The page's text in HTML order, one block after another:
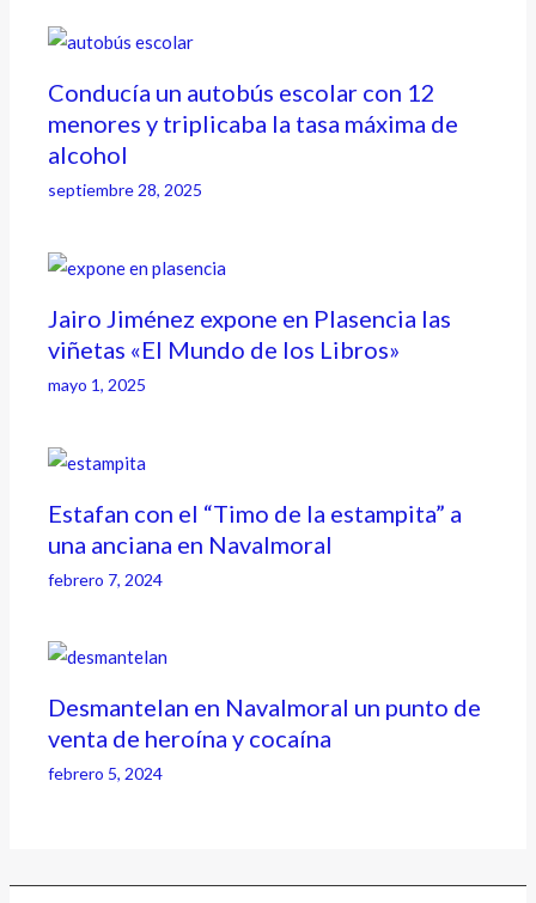
Conducía un autobús escolar con 12
menores y triplicaba la tasa máxima de
alcohol
septiembre 28, 2025
Jairo Jiménez expone en Plasencia las
viñetas «El Mundo de los Libros»
mayo 1, 2025
Estafan con el “Timo de la estampita” a
una anciana en Navalmoral
febrero 7, 2024
Desmantelan en Navalmoral un punto de
venta de heroína y cocaína
febrero 5, 2024